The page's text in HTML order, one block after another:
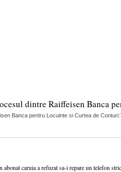
dintre Raiffeisen Banca
Banca pentru Locuinte si Curtea de
abonat caruia a refuzat sa-i repare un telefon